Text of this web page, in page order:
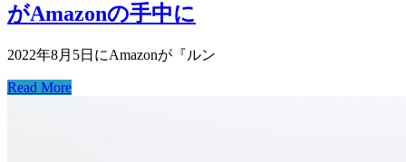
がAmazonの手中に
2022年8月5日にAmazonが『ルン
Read More